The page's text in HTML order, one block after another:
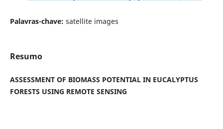
Palavras-chave: satellite images
Resumo
ASSESSMENT OF BIOMASS POTENTIAL IN EUCALYPTUS
FORESTS USING REMOTE SENSING